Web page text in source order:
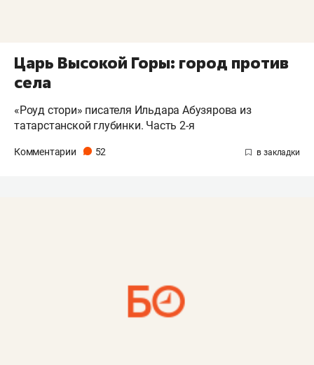
Царь Высокой Горы: город против
села
«Роуд стори» писателя Ильдара Абузярова из
татарстанской глубинки. Часть 2-я
Комментарии 52